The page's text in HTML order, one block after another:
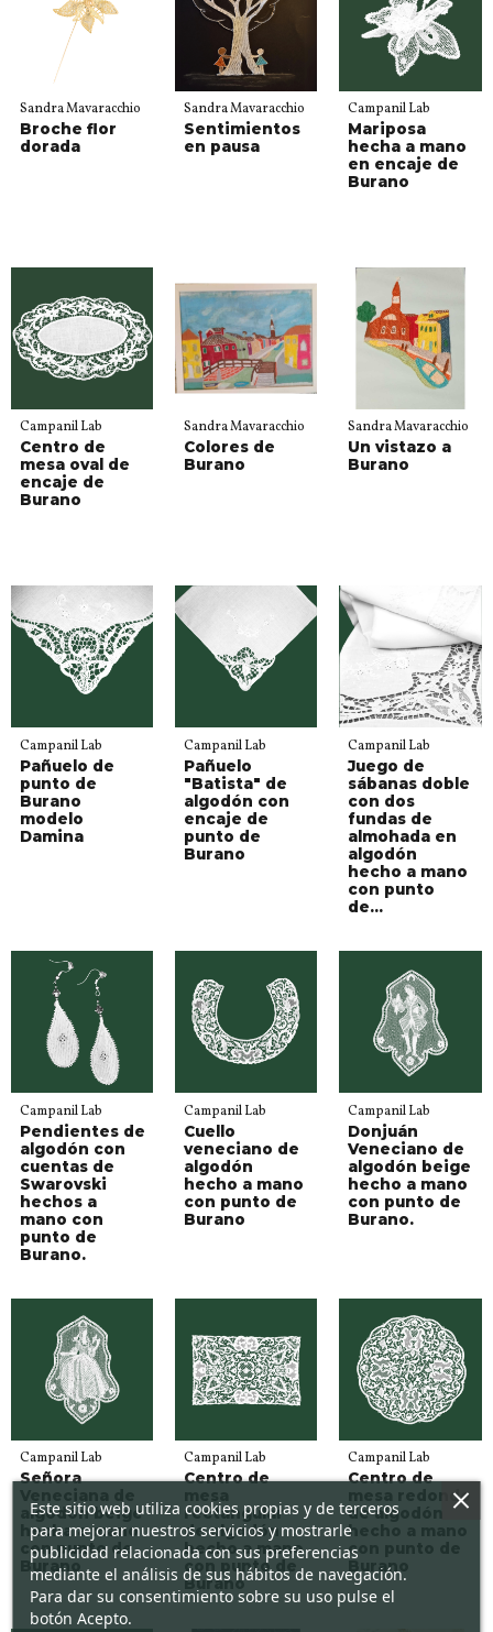
Sandra Mavaracchio
Broche flor
dorada
Sandra Mavaracchio
Sentimientos
en pausa
Campanil Lab
Mariposa
hecha a mano
en encaje de
Burano
Campanil Lab
Centro de
mesa oval de
encaje de
Burano
Sandra Mavaracchio
Colores de
Burano
Sandra Mavaracchio
Un vistazo a
Burano
Campanil Lab
Pañuelo de
punto de
Burano
modelo
Damina
Campanil Lab
Pañuelo
"Batista" de
algodón con
encaje de
punto de
Burano
Campanil Lab
Juego de
sábanas doble
con dos
fundas de
almohada en
algodón
hecho a mano
con punto
de...
Campanil Lab
Pendientes de
algodón con
cuentas de
Swarovski
hechos a
mano con
punto de
Burano.
Campanil Lab
Cuello
veneciano de
algodón
hecho a mano
con punto de
Burano
Campanil Lab
Donjuán
Veneciano de
algodón beige
hecho a mano
con punto de
Burano.
Campanil Lab
Señora
algodón beige
hecha a mano
con punto de
Burano
Campanil Lab
Centro de
rectangular
de algodón
hecho a mano
con punto de
Burano
Campanil Lab
Centro de
mesa redondo
de algodón
hecho a mano
con punto de
Burano
Este sitio web utiliza cookies propias y de terceros
para mejorar nuestros servicios y mostrarle
publicidad relacionada con sus preferencias
mediante el análisis de sus hábitos de navegación.
Para dar su consentimiento sobre su uso pulse el
botón Acepto.